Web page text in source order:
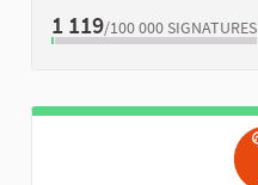
1 119/100 000 SIGNATURES